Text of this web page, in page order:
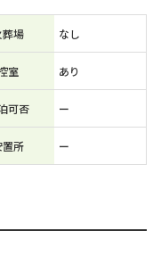
葬場 なし
室 あり
可否 ー
置所 ー